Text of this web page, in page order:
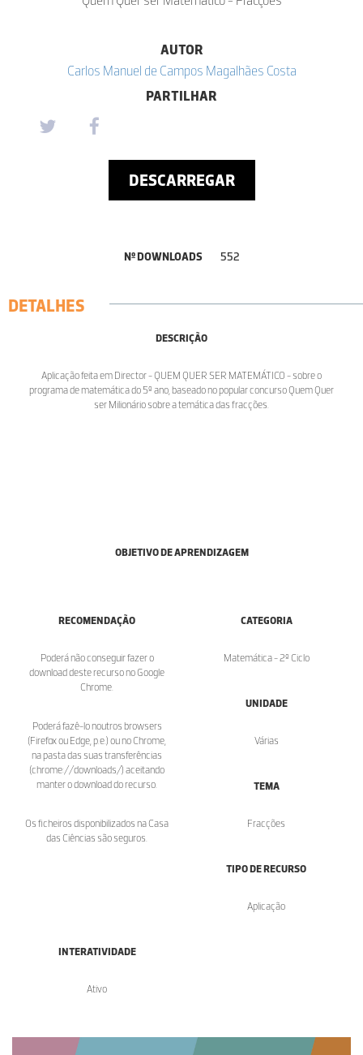
AUTOR
Carlos Manuel de Campos Magalhães Costa
PARTILHAR
DESCARREGAR
Nº DOWNLOADS 552
DETALHES
DESCRIÇÃO
Aplicação feita em Director - QUEM QUER SER MATEMÁTICO - sobre o
programa de matemática do 5º ano, baseado no popular concurso Quem Quer
ser Milionário sobre a temática das fracções.
OBJETIVO DE APRENDIZAGEM
RECOMENDAÇÃO
Poderá não conseguir fazer o
download deste recurso no Google
Chrome.
Poderá fazê-lo noutros browsers
(Firefox ou Edge, p.e.) ou no Chrome,
na pasta das suas transferências
(chrome://downloads/) aceitando
manter o download do recurso.
Os ficheiros disponibilizados na Casa
das Ciências são seguros.
CATEGORIA
Matemática - 2º Ciclo
UNIDADE
Várias
TEMA
Fracções
TIPO DE RECURSO
Aplicação
INTERATIVIDADE
Ativo